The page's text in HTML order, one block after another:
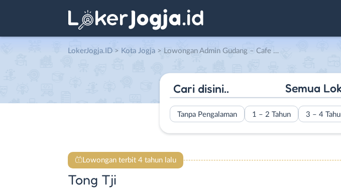
LokerJogja.ID > Kota Jogja > Lowongan Admin Gudang – Cafe & Resto Operational Supervisor – HRD (Generalis) – SPG Outlet – Crew Outlet di Tong Tji
Semua
Tanpa Pengalaman 1 – 2 Tahun 3 – 4
Lowongan terbit 4 tahun lalu
Tong Tji